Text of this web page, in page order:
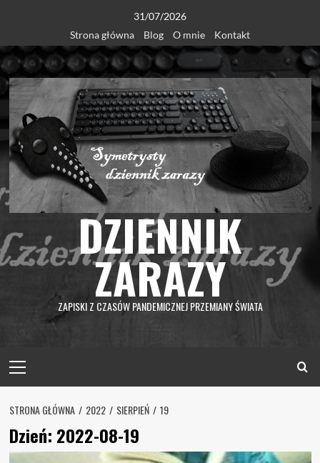
content
31/07/2026
Strona główna
Blog O mnie Kontakt
DZIENNIK
ZARAZY
ZAPISKI Z CZASÓW PANDEMICZNEJ PRZEMIANY ŚWIATA
Menu
STRONA GŁÓWNA 2022 SIERPIEŃ 19
Dzień: 2022-08-19